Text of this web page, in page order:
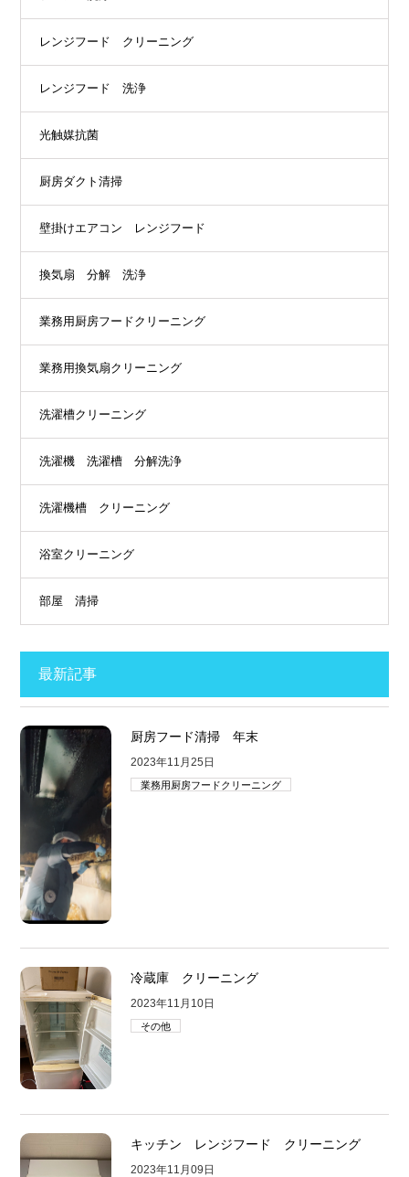
レンジフード クリーニング
レンジフード 洗浄
光触媒抗菌
厨房ダクト清掃
壁掛けエアコン レンジフード
換気扇 分解 洗浄
業務用厨房フードクリーニング
業務用換気扇クリーニング
洗濯槽クリーニング
洗濯機 洗濯槽 分解洗浄
洗濯機槽 クリーニング
浴室クリーニング
部屋 清掃
最新記事
厨房フード清掃 年末
2023年11月25日
業務用厨房フードクリーニング
冷蔵庫 クリーニング
2023年11月10日
その他
キッチン レンジフード クリーニング
2023年11月09日